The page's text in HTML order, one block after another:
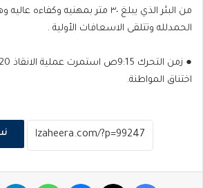
من البئر الذي يبلغ ٣٠ متر بمهنيه
الحمدلله وتتلقى الاسعافات الأولية .
اختناق المواطنة.
فيسبوك ماسنجر واتساب